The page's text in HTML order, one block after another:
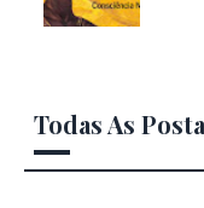
Todas As